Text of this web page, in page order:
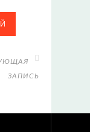
ЗАПИСЬ